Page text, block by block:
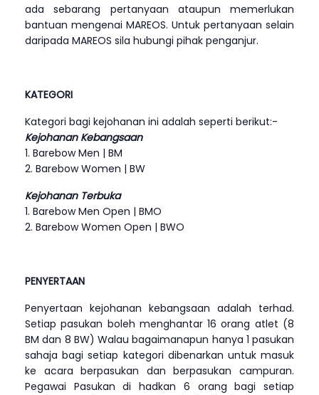
ada sebarang pertanyaan ataupun memerlukan
bantuan mengenai MAREOS. Untuk pertanyaan selain
daripada MAREOS sila hubungi pihak penganjur.
KATEGORI
Kategori bagi kejohanan ini adalah seperti berikut:-
Kejohanan Kebangsaan
1. Barebow Men | BM
2. Barebow Women | BW
Kejohanan Terbuka
1. Barebow Men Open | BMO
2. Barebow Women Open | BWO
PENYERTAAN
Penyertaan kejohanan kebangsaan adalah terhad.
Setiap pasukan boleh menghantar 16 orang atlet (8
BM dan 8 BW) Walau bagaimanapun hanya 1 pasukan
sahaja bagi setiap kategori dibenarkan untuk masuk
ke acara berpasukan dan berpasukan campuran.
Pegawai Pasukan di hadkan 6 orang bagi setiap